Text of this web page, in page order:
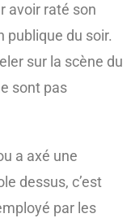
avoir raté son
publique du soir.
sur la scène du
sont pas
a axé une
dessus, c’est
par les